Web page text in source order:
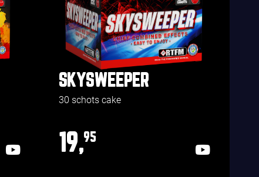
SKYSWEEPER
30 schots cake
19,95